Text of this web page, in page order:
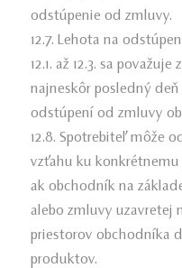
odstúpenie od zmluvy.
12.7. Lehota na
12.1. až 12.3. sa
najneskôr posledný
odstúpení od zmluvy
12.8. Spotrebiteľ môže
vzťahu ku
ak obchodník na
alebo zmluvy uzavretej
priestorov obchodníka
produktov.